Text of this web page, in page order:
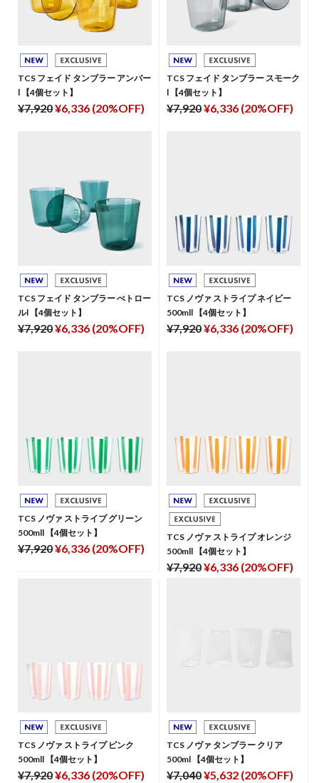
TCS フェイド タンブラー アンバー
l 【4個セット】
¥7,920¥6,336 (20%OFF)
TCS フェイド タンブラー スモーク
l 【4個セット】
¥7,920¥6,336 (20%OFF)
TCS フェイド タンブラー ぺトロー
ルl 【4個セット】
¥7,920¥6,336 (20%OFF)
TCS ノヴァ ストライプ ネイビー
500mll 【4個セット】
¥7,920¥6,336 (20%OFF)
TCS ノヴァ ストライプ グリーン
500mll 【4個セット】
¥7,920¥6,336 (20%OFF)
TCS ノヴァ ストライプ オレンジ
500mll 【4個セット】
¥7,920¥6,336 (20%OFF)
TCS ノヴァ ストライプ ピンク
500mll 【4個セット】
¥7,920¥6,336 (20%OFF)
TCS ノヴァ タンブラー クリア
500ml 【4個セット】
¥7,040¥5,632 (20%OFF)